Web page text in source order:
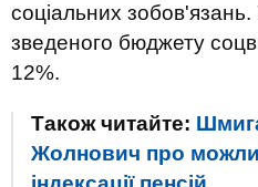
соціальних зобов'язань.
зведеного бюджету
12%.
Також читайте:
Жолнович про